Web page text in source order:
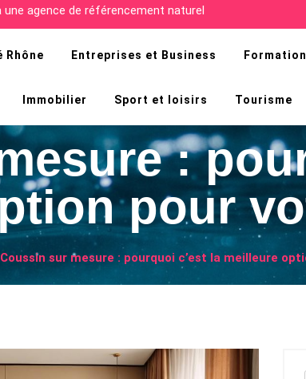
d’emploi en Afrique ?
Rhône Entreprises et Business
Immobilier Sport et loisirs Tourisme
:
pour
Coussin sur mesure : pourquoi c’est la meilleure